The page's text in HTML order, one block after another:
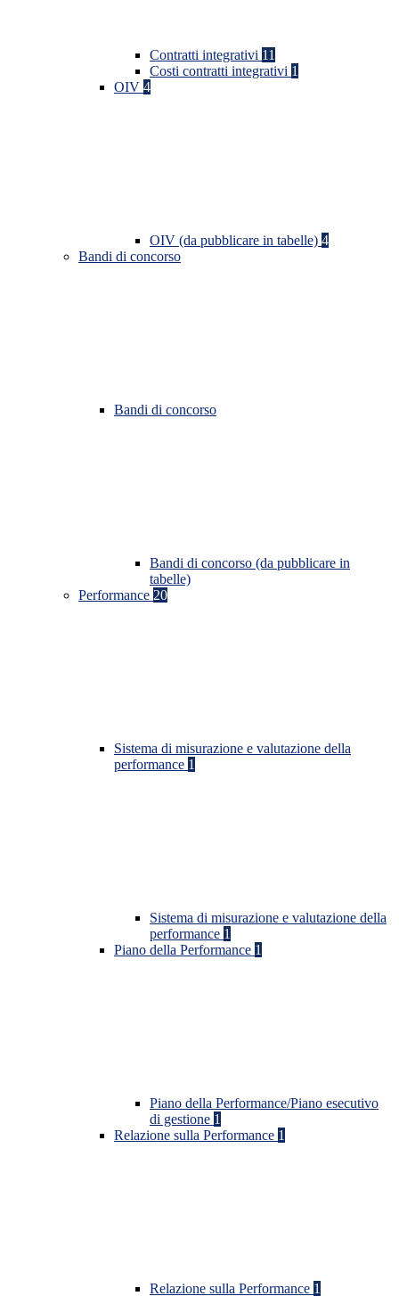
Contratti integrativi 11
Costi contratti integrativi 1
OIV 4
OIV (da pubblicare in tabelle) 4
Bandi di concorso
Bandi di concorso
Bandi di concorso (da pubblicare in
tabelle)
Performance 20
Sistema di misurazione e valutazione della
performance 1
Sistema di misurazione e valutazione della
performance 1
Piano della Performance 1
Piano della Performance/Piano esecutivo
di gestione 1
Relazione sulla Performance 1
Relazione sulla Performance 1